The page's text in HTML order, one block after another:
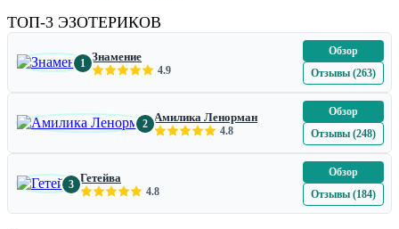
ТОП-3 ЭЗОТЕРИКОВ
1 Знамение
4.9
Обзор
Отзывы (263)
2 Амилика Ленорман
4.8
Обзор
Отзывы (248)
3 Гетейва
4.8
Обзор
Отзывы (184)